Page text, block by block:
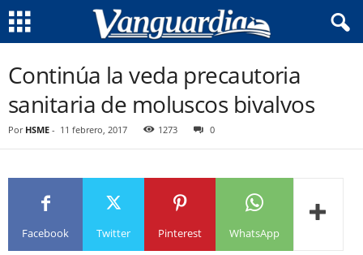
Continúa la veda precautoria
sanitaria de moluscos bivalvos
Por HSME - 11 febrero, 2017 1273 0
Facebook Twitter Pinterest WhatsApp